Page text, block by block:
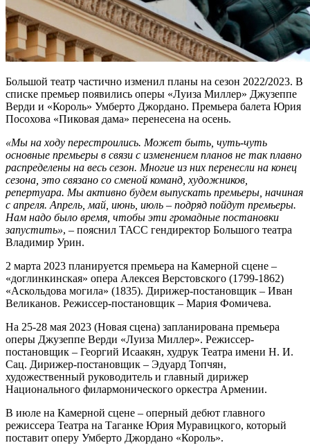
Большой театр частично изменил планы на сезон 2022/2023. В
списке премьер появились оперы «Луиза Миллер» Джузеппе
Верди и «Король» Умберто Джордано. Премьера балета Юрия
Посохова «Пиковая дама» перенесена на осень.
«Мы на ходу перестроились. Может быть, чуть-чуть
основные премьеры в связи с изменением планов не так плавно
распределены на весь сезон. Многие из них перенесли на конец
сезона, это связано со сменой команд, художников,
репертуара. Мы активно будем выпускать премьеры, начиная
с апреля. Апрель, май, июнь, июль – подряд пойдут премьеры.
Нам надо было время, чтобы эти громадные постановки
запустить», – пояснил ТАСС гендиректор Большого театра
Владимир Урин.
2 марта 2023 планируется премьера на Камерной сцене –
«доглинкинская» опера Алексея Верстовского (1799-1862)
«Аскольдова могила» (1835). Дирижер-постановщик – Иван
Великанов. Режиссер-постановщик – Мария Фомичева.
На 25-28 мая 2023 (Новая сцена) запланирована премьера
оперы Джузеппе Верди «Луиза Миллер». Режиссер-
постановщик – Георгий Исаакян, худрук Театра имени Н. И.
Сац. Дирижер-постановщик – Эдуард Топчян,
художественный руководитель и главный дирижер
Национального филармонического оркестра Армении.
В июле на Камерной сцене – оперный дебют главного
режиссера Театра на Таганке Юрия Муравицкого, который
поставит оперу Умберто Джордано «Король».